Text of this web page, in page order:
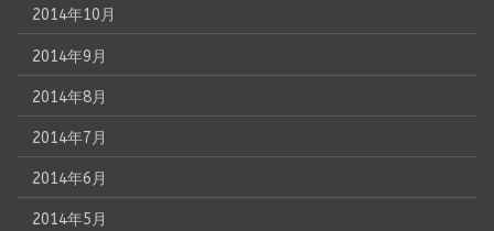
2014年10月
2014年9月
2014年8月
2014年7月
2014年6月
2014年5月